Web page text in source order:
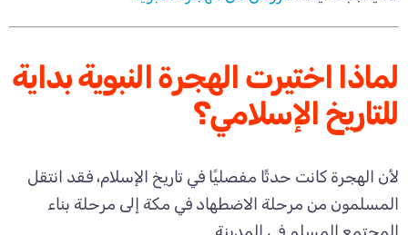
لماذا اختيرت الهجرة النبوية بداية
للتاريخ الإسلامي؟
لأن الهجرة كانت حدثًا مفصليًا في تاريخ الإسلام، فقد انتقل
المسلمون من مرحلة الاضطهاد في مكة إلى مرحلة بناء